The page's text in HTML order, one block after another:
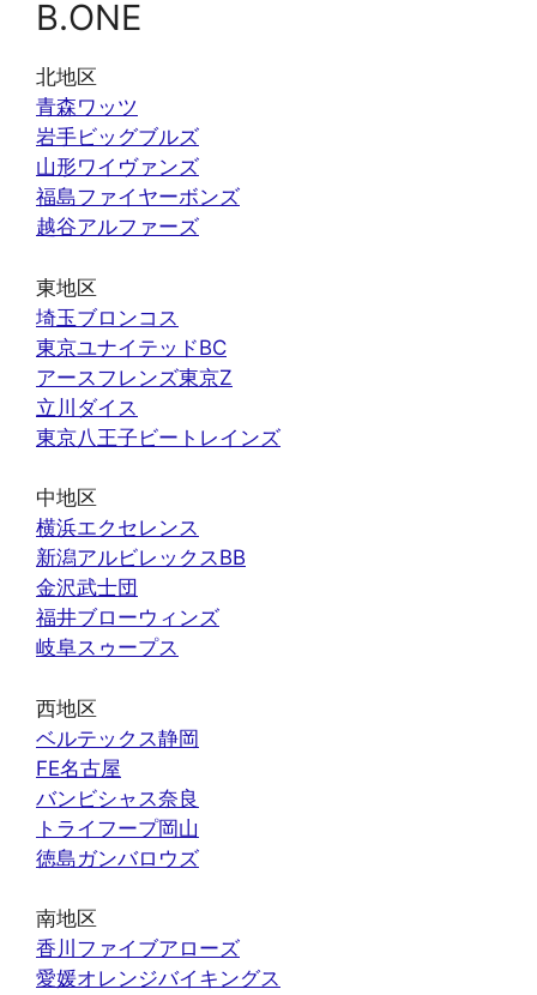
B.ONE
北地区
青森ワッツ
岩手ビッグブルズ
山形ワイヴァンズ
福島ファイヤーボンズ
越谷アルファーズ
東地区
埼玉ブロンコス
東京ユナイテッドBC
アースフレンズ東京Z
立川ダイス
東京八王子ビートレインズ
中地区
横浜エクセレンス
新潟アルビレックスBB
金沢武士団
福井ブローウィンズ
岐阜スゥープス
西地区
ベルテックス静岡
FE名古屋
バンビシャス奈良
トライフープ岡山
徳島ガンバロウズ
南地区
香川ファイブアローズ
愛媛オレンジバイキングス